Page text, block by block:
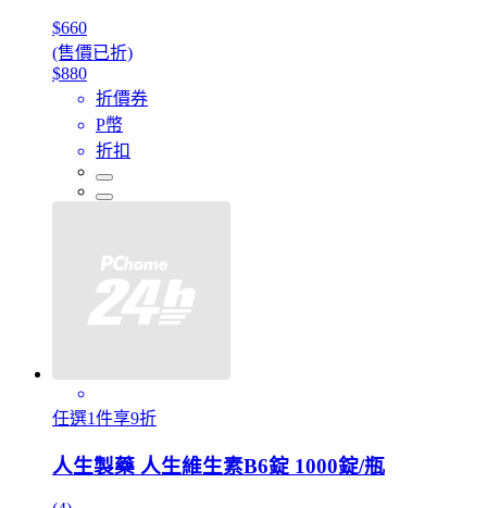
$660
(售價已折)
$880
折價券
P幣
折扣
任選1件享9折
人生製藥 人生維生素B6錠 1000錠/瓶